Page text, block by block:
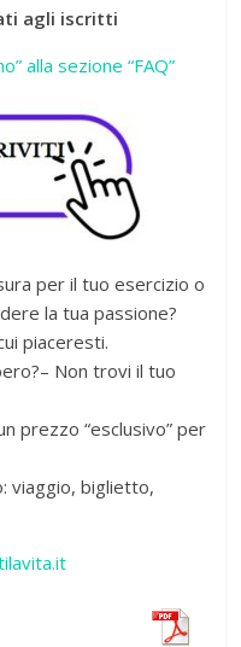
agli iscritti
alla sezione “FAQ”
per il tuo esercizio o
la tua passione?
piaceresti.
Non trovi il tuo
prezzo “esclusivo” per
viaggio, biglietto,